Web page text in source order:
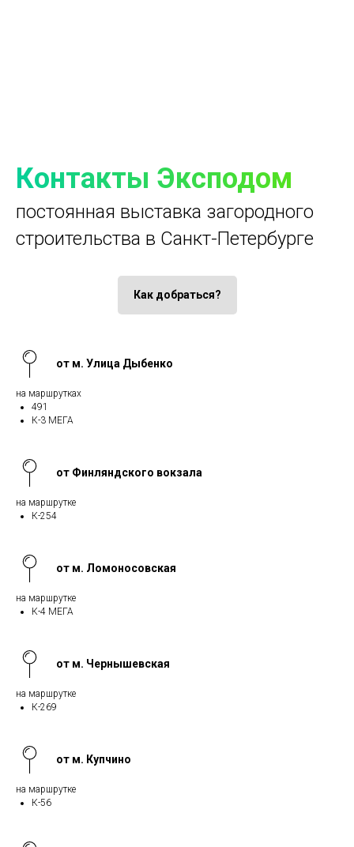
Контакты Эксподом
постоянная выставка загородного
строительства в Санкт-Петербурге
Как добраться?
от м. Улица Дыбенко
на маршрутках
491
К-3 МЕГА
от Финляндского вокзала
на маршрутке
К-254
от м. Ломоносовская
на маршрутке
К-4 МЕГА
от м. Чернышевская
на маршрутке
К-269
от м. Купчино
на маршрутке
К-56